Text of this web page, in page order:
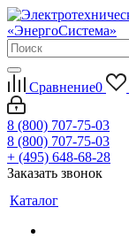
Сравнение0
8 (800) 707-75-03
8 (800) 707-75-03
+ (495) 648-68-28
Заказать звонок
Каталог